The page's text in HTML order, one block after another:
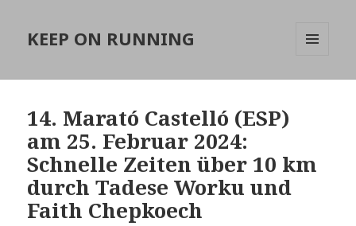
KEEP ON RUNNING
14. Marató Castelló (ESP)
am 25. Februar 2024:
Schnelle Zeiten über 10 km
durch Tadese Worku und
Faith Chepkoech